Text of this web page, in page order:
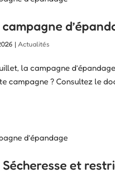
|Actualités
la campagne
campagne ? Consultez le
et